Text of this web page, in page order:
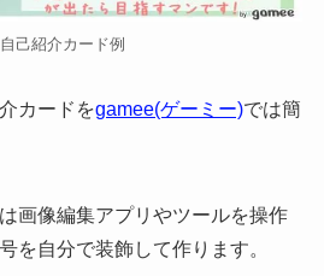
己紹介カード例
カードをgamee(ゲーミー)では簡
画像編集アプリやツールを操作
を自分で装飾して作ります。